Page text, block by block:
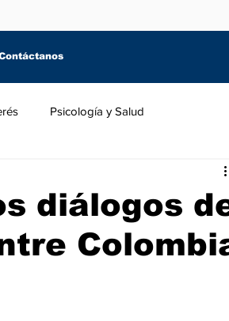
Psicología y Salud
diálogos